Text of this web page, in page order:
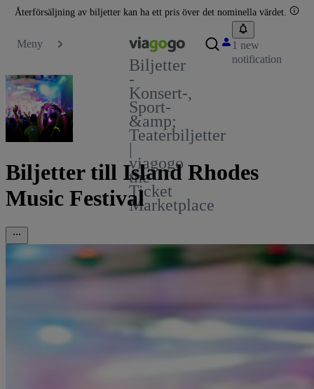
Återförsäljning av biljetter kan ha ett pris över det nominella värdet.
Meny
Biljetter
-
Konsert-,
Sport-
&amp;
Teaterbiljetter
|
viagogo
the
Ticket
Marketplace
1 new
notification
Biljetter till Island Rhodes
Music Festival